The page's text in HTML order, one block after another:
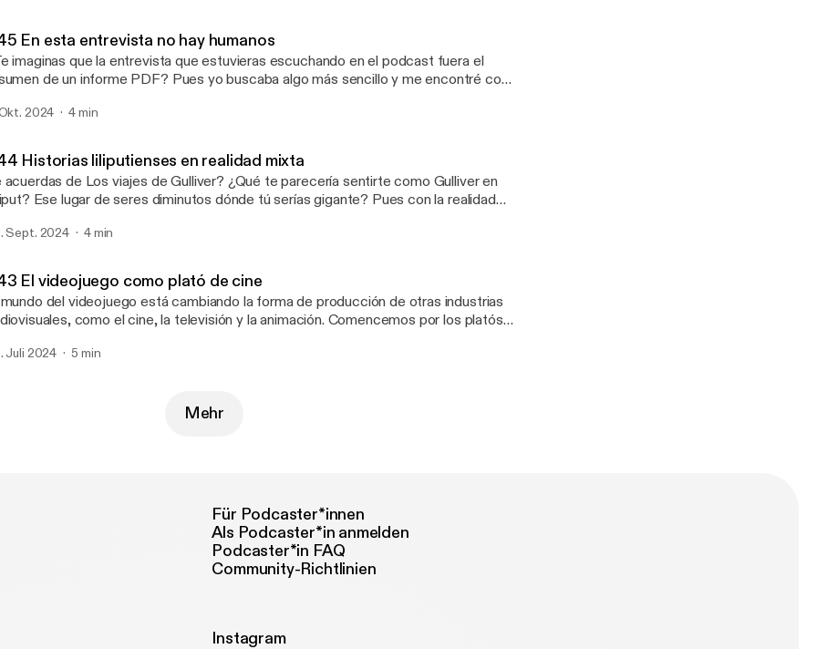
En esta entrevista no hay humanos
imaginas que la entrevista que estuvieras escuchando en el podcast fuera el
de un informe PDF? Pues yo buscaba algo más sencillo y me encontré con
con acceso a todos los podcast y su versión escrita, suscríbete en
2024 4 min
Historias liliputienses en realidad mixta
acuerdas de Los viajes de Gulliver? ¿Qué te parecería sentirte como Gulliver en
Ese lugar de seres diminutos dónde tú serías gigante? Pues con la realidad
Si quieres recibir un resumen con acceso a todos los podcast y su
Sept. 2024 4 min
El videojuego como plató de cine
del videojuego está cambiando la forma de producción de otras industrias
como el cine, la televisión y la animación. Comencemos por los platós
recibir un resumen con acceso a todos los podcast y su
Juli 2024 5 min
Mehr
Für Podcaster*innen
Als Podcaster*in anmelden
Podcaster*in FAQ
Community-Richtlinien
Instagram